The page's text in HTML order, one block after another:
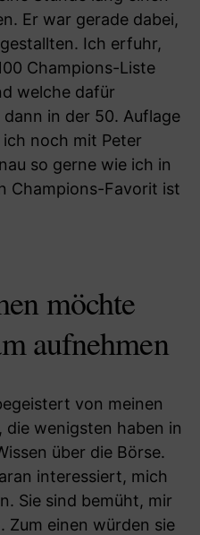
Er war gerade dabei,
Ich erfuhr,
Champions-Liste
welche dafür
in der 50. Auflage
noch mit Peter
so gerne wie ich in
Champions-Favorit ist
möchte
aufnehmen
von meinen
die wenigsten haben in
über die Börse.
interessiert, mich
Sie sind bemüht, mir
Zum einen würden sie